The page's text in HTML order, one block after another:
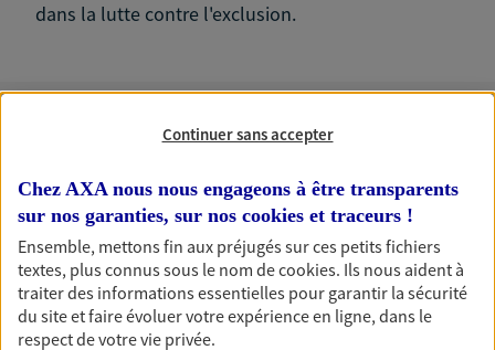
dans la lutte contre l'exclusion.
Accompagner les
professionnels et les
entreprises
Continuer sans accepter
Chez AXA nous nous engageons à être transparents
sur nos garanties, sur nos cookies et traceurs !
Ensemble, mettons fin aux préjugés sur ces petits fichiers
textes, plus connus sous le nom decookies. Ils nous aident à
traiter des informations essentielles pour garantir la sécurité
du site et faire évoluer votre expérience en ligne, dans le
respect de votre vie privée.